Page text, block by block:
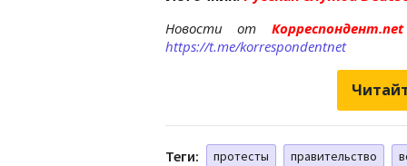
Новости от
https://t.me/korrespondentnet
Теги: протесты правительство